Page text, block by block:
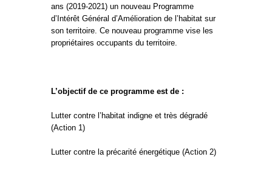
ans (2019-2021) un nouveau Programme
d’Intérêt Général d’Amélioration de l’habitat sur
son territoire. Ce nouveau programme vise les
propriétaires occupants du territoire.
L’objectif de ce programme est de :
Lutter contre l’habitat indigne et très dégradé
(Action 1)
Lutter contre la précarité énergétique (Action 2)